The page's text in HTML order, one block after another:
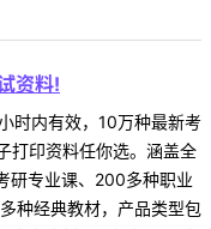
资料!
时内有效，10万种最新考
打印资料任你选。涵盖全
研专业课、200多种职业
种经典教材，产品类型包